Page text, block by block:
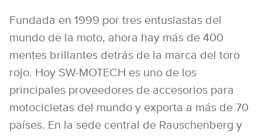
Fundada en 1999 por tres entusiastas del
mundo de la moto, ahora hay más de 400
mentes brillantes detrás de la marca del toro
rojo. Hoy SW-MOTECH es uno de los
principales proveedores de accesorios para
motocicletas del mundo y exporta a más de 70
países. En la sede central de Rauschenberg y